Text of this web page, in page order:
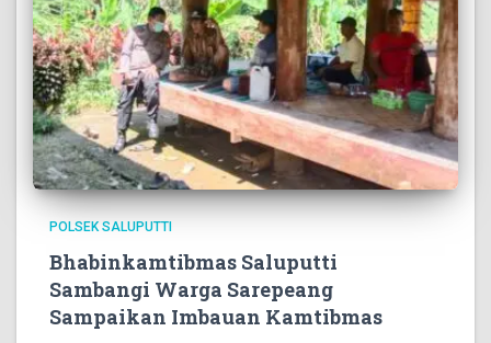
POLSEK SALUPUTTI
Bhabinkamtibmas Saluputti
Sambangi Warga Sarepeang
Sampaikan Imbauan Kamtibmas